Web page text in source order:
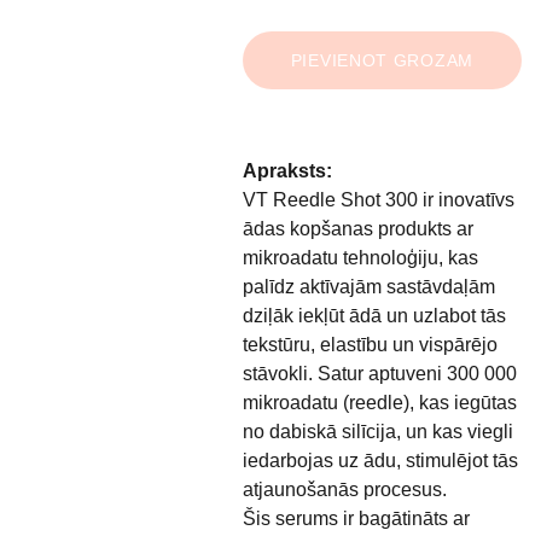
PIEVIENOT GROZAM
Apraksts:
VT Reedle Shot 300 ir inovatīvs
ādas kopšanas produkts ar
mikroadatu tehnoloģiju, kas
palīdz aktīvajām sastāvdaļām
dziļāk iekļūt ādā un uzlabot tās
tekstūru, elastību un vispārējo
stāvokli. Satur aptuveni 300 000
mikroadatu (reedle), kas iegūtas
no dabiskā silīcija, un kas viegli
iedarbojas uz ādu, stimulējot tās
atjaunošanās procesus.
Šis serums ir bagātināts ar